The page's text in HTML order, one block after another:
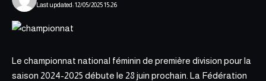
Last updated: 12/05/2025 15:26
Le championnat national féminin de première division pour la
saison 2024-2025 débute le 28 juin prochain. La Fédération